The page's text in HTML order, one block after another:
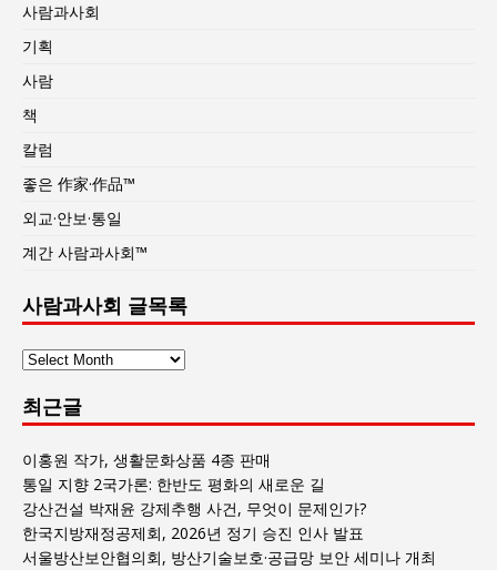
사람과사회
기획
사람
책
칼럼
좋은 作家·作品™
외교·안보·통일
계간 사람과사회™
사람과사회 글목록
사
과
사
회
글
목
록
최근글
이홍원 작가, 생활문화상품 4종 판매
통일 지향 2국가론: 한반도 평화의 새로운 길
강산건설 박재윤 강제추행 사건, 무엇이 문제인가?
한국지방재정공제회, 2026년 정기 승진 인사 발표
서울방산보안협의회, 방산기술보호·공급망 보안 세미나 개최